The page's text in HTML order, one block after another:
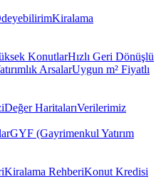
Kiralama
KonutlarHızlı Geri Dönüşlü
ArsalarUygun m² Fiyatlı
Değer HaritalarıVerilerimiz
GYF (Gayrimenkul Yatırım
Kiralama RehberiKonut Kredisi